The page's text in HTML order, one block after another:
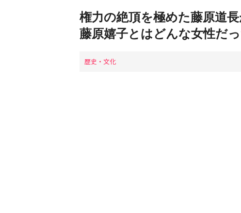
権力の絶頂を極めた藤原道
藤原嬉子とはどんな女性だ
歴史・文化